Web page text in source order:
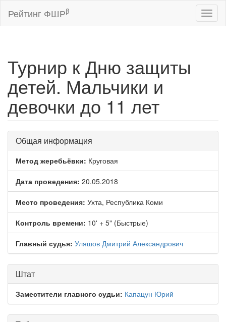
Рейтинг ФШРβ
Турнир к Дню защиты
детей. Мальчики и
девочки до 11 лет
Общая информация
Метод жеребьёвки: Круговая
Дата проведения: 20.05.2018
Место проведения: Ухта, Республика Коми
Контроль времени: 10' + 5" (Быстрые)
Главный судья: Уляшов Дмитрий Александрович
Штат
Заместители главного судьи: Капацун Юрий